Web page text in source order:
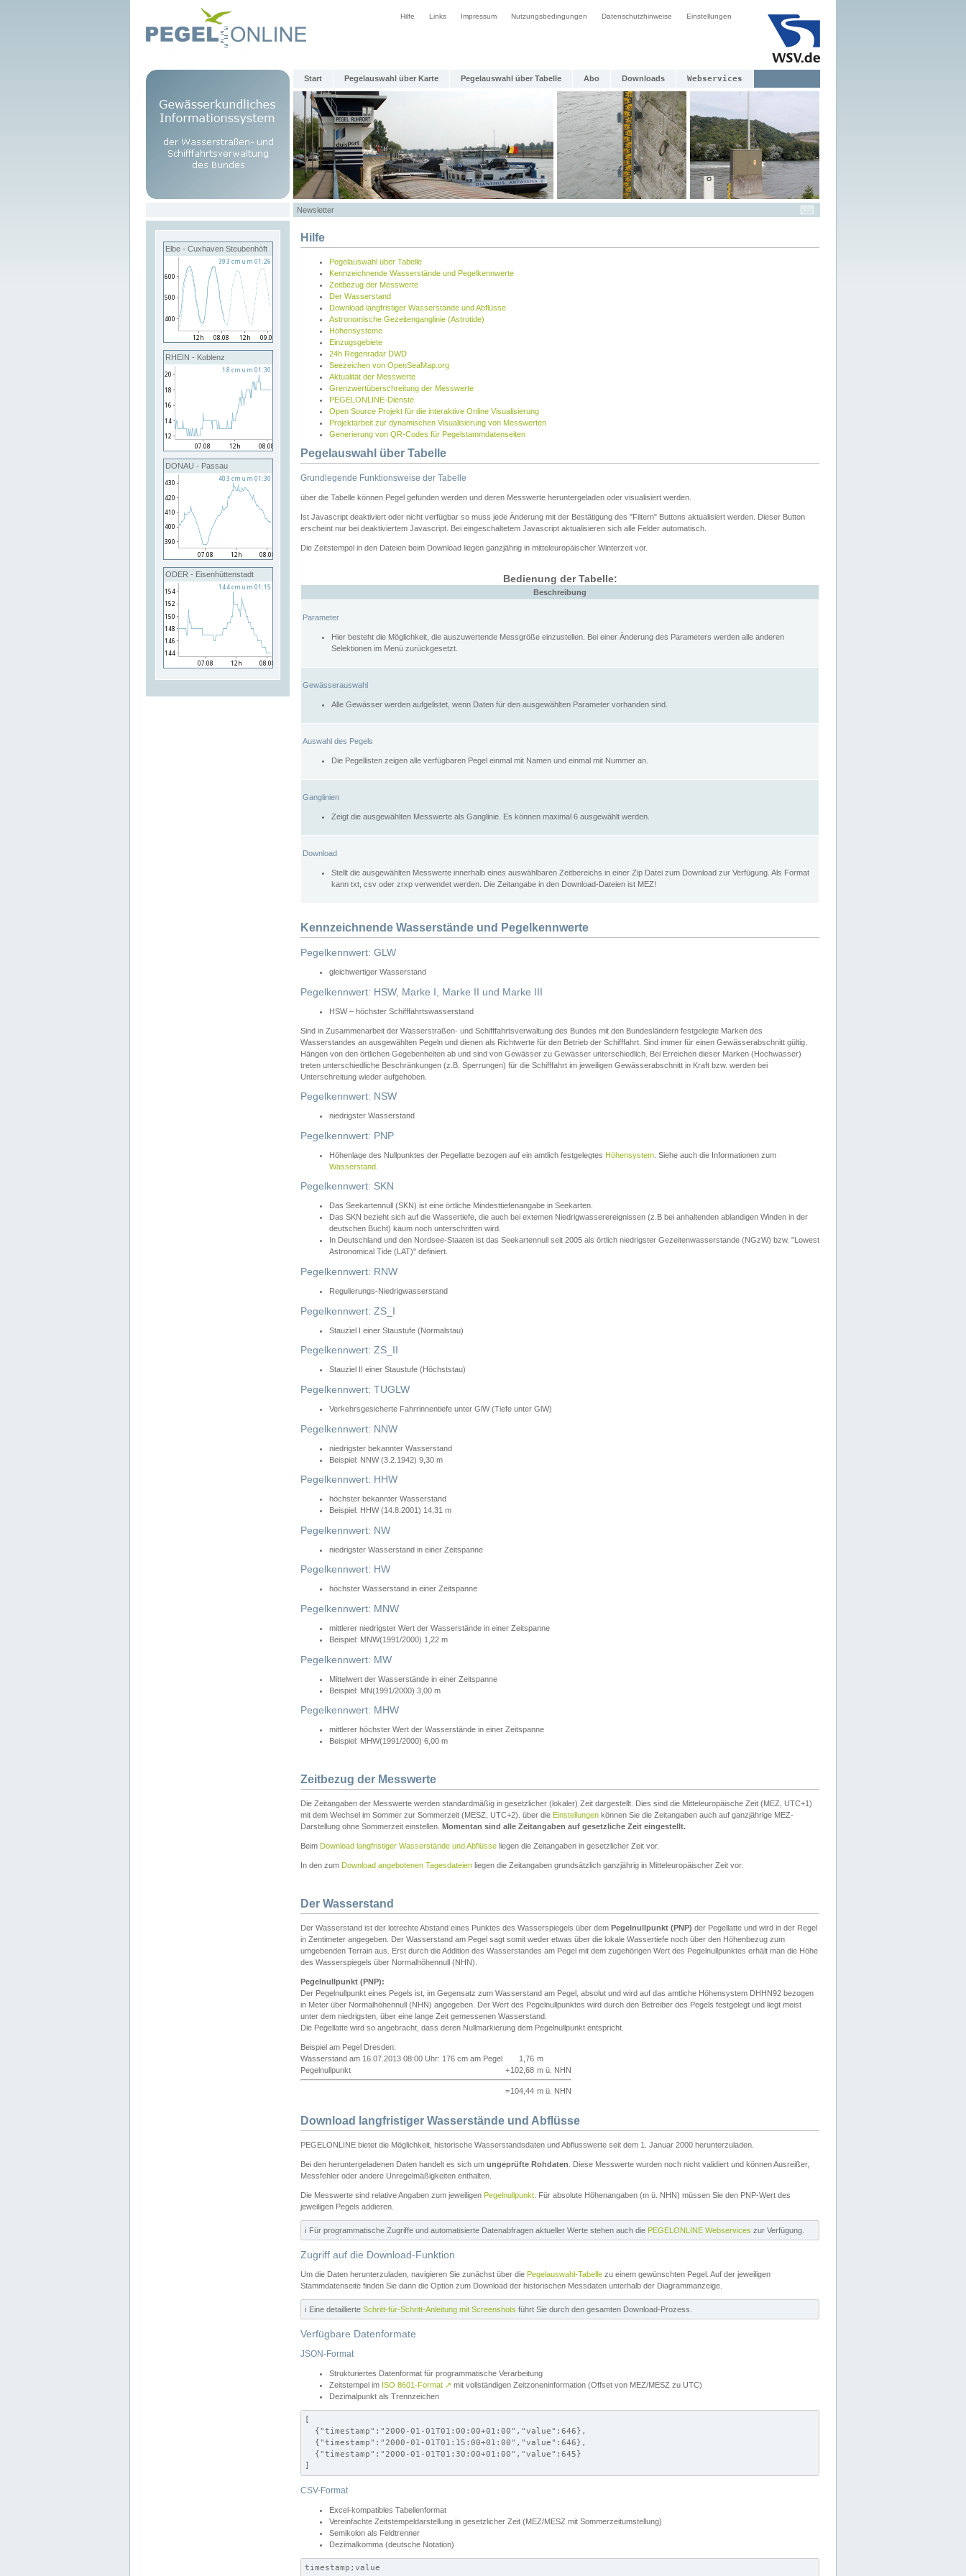
Hilfe Links Impressum Nutzungsbedingungen Datenschutzhinweise Einstellungen
Start Pegelauswahl über Karte Pegelauswahl über Tabelle Abo Downloads Webservices
Newsletter
Elbe - Cuxhaven Steubenhöft
RHEIN - Koblenz
DONAU - Passau
ODER - Eisenhüttenstadt
Hilfe
Pegelauswahl über Tabelle
Kennzeichnende Wasserstände und Pegelkennwerte
Zeitbezug der Messwerte
Der Wasserstand
Download langfristiger Wasserstände und Abflüsse
Astronomische Gezeitenganglinie (Astrotide)
Höhensysteme
Einzugsgebiete
24h Regenradar DWD
Seezeichen von OpenSeaMap.org
Aktualität der Messwerte
Grenzwertüberschreitung der Messwerte
PEGELONLINE-Dienste
Open Source Projekt für die interaktive Online Visualisierung
Projektarbeit zur dynamischen Visualisierung von Messwerten
Generierung von QR-Codes für Pegelstammdatenseiten
Pegelauswahl über Tabelle
Grundlegende Funktionsweise der Tabelle
über die Tabelle können Pegel gefunden werden und deren Messwerte heruntergeladen oder visualisiert werden.
Ist Javascript deaktiviert oder nicht verfügbar so muss jede Änderung mit der Bestätigung des "Filtern" Buttons aktualisiert werden. Dieser Button
erscheint nur bei deaktiviertem Javascript. Bei eingeschaltetem Javascript aktualisieren sich alle Felder automatisch.
Die Zeitstempel in den Dateien beim Download liegen ganzjährig in mitteleuropäischer Winterzeit vor.
Bedienung der Tabelle:
Beschreibung
Parameter
Hier besteht die Möglichkeit, die auszuwertende Messgröße einzustellen. Bei einer Änderung des Parameters werden alle anderen
Selektionen im Menü zurückgesetzt.
Gewässerauswahl
Alle Gewässer werden aufgelistet, wenn Daten für den ausgewählten Parameter vorhanden sind.
Auswahl des Pegels
Die Pegellisten zeigen alle verfügbaren Pegel einmal mit Namen und einmal mit Nummer an.
Ganglinien
Zeigt die ausgewählten Messwerte als Ganglinie. Es können maximal 6 ausgewählt werden.
Download
Stellt die ausgewählten Messwerte innerhalb eines auswählbaren Zeitbereichs in einer Zip Datei zum Download zur Verfügung. Als Format
kann txt, csv oder zrxp verwendet werden. Die Zeitangabe in den Download-Dateien ist MEZ!
Kennzeichnende Wasserstände und Pegelkennwerte
Pegelkennwert: GLW
gleichwertiger Wasserstand
Pegelkennwert: HSW, Marke I, Marke II und Marke III
HSW – höchster Schifffahrtswasserstand
Sind in Zusammenarbeit der Wasserstraßen- und Schifffahrtsverwaltung des Bundes mit den Bundesländern festgelegte Marken des
Wasserstandes an ausgewählten Pegeln und dienen als Richtwerte für den Betrieb der Schifffahrt. Sind immer für einen Gewässerabschnitt gültig.
Hängen von den örtlichen Gegebenheiten ab und sind von Gewässer zu Gewässer unterschiedlich. Bei Erreichen dieser Marken (Hochwasser)
treten unterschiedliche Beschränkungen (z.B. Sperrungen) für die Schifffahrt im jeweiligen Gewässerabschnitt in Kraft bzw. werden bei
Unterschreitung wieder aufgehoben.
Pegelkennwert: NSW
niedrigster Wasserstand
Pegelkennwert: PNP
Höhenlage des Nullpunktes der Pegellatte bezogen auf ein amtlich festgelegtes Höhensystem . Siehe auch die Informationen zum
Wasserstand
Pegelkennwert: SKN
Das Seekartennull (SKN) ist eine örtliche Mindesttiefenangabe in Seekarten.
Das SKN bezieht sich auf die Wassertiefe, die auch bei extemen Niedrigwasserereignissen (z.B bei anhaltenden ablandigen Winden in der
deutschen Bucht) kaum noch unterschritten wird.
In Deutschland und den Nordsee-Staaten ist das Seekartennull seit 2005 als örtlich niedrigster Gezeitenwasserstande (NGzW) bzw. "Lowest
Astronomical Tide (LAT)" definiert.
Pegelkennwert: RNW
Regulierungs-Niedrigwasserstand
Pegelkennwert: ZS_I
Stauziel I einer Staustufe (Normalstau)
Pegelkennwert: ZS_II
Stauziel II einer Staustufe (Höchststau)
Pegelkennwert: TUGLW
Verkehrsgesicherte Fahrrinnentiefe unter GlW (Tiefe unter GlW)
Pegelkennwert: NNW
niedrigster bekannter Wasserstand
Beispiel: NNW (3.2.1942) 9,30 m
Pegelkennwert: HHW
höchster bekannter Wasserstand
Beispiel: HHW (14.8.2001) 14,31 m
Pegelkennwert: NW
niedrigster Wasserstand in einer Zeitspanne
Pegelkennwert: HW
höchster Wasserstand in einer Zeitspanne
Pegelkennwert: MNW
mittlerer niedrigster Wert der Wasserstände in einer Zeitspanne
Beispiel: MNW(1991/2000) 1,22 m
Pegelkennwert: MW
Mittelwert der Wasserstände in einer Zeitspanne
Beispiel: MN(1991/2000) 3,00 m
Pegelkennwert: MHW
mittlerer höchster Wert der Wasserstände in einer Zeitspanne
Beispiel: MHW(1991/2000) 6,00 m
Zeitbezug der Messwerte
Die Zeitangaben der Messwerte werden standardmäßig in gesetzlicher (lokaler) Zeit dargestellt. Dies sind die Mitteleuropäische Zeit (MEZ, UTC+1)
mit dem Wechsel im Sommer zur Sommerzeit (MESZ, UTC+2). über die Einstellungen können Sie die Zeitangaben auch auf ganzjährige MEZ-
Darstellung ohne Sommerzeit einstellen. Momentan sind alle Zeitangaben auf gesetzliche Zeit eingestellt.
Beim Download langfristiger Wasserstände und Abflüsse liegen die Zeitangaben in gesetzlicher Zeit vor.
In den zum Download angebotenen Tagesdateien liegen die Zeitangaben grundsätzlich ganzjährig in Mitteleuropäischer Zeit vor.
Der Wasserstand
Der Wasserstand ist der lotrechte Abstand eines Punktes des Wasserspiegels über dem Pegelnullpunkt (PNP) der Pegellatte und wird in der Regel
in Zentimeter angegeben. Der Wasserstand am Pegel sagt somit weder etwas über die lokale Wassertiefe noch über den Höhenbezug zum
umgebenden Terrain aus. Erst durch die Addition des Wasserstandes am Pegel mit dem zugehörigen Wert des Pegelnullpunktes erhält man die Höhe
des Wasserspiegels über Normalhöhennull (NHN).
Pegelnullpunkt (PNP):
Der Pegelnullpunkt eines Pegels ist, im Gegensatz zum Wasserstand am Pegel, absolut und wird auf das amtliche Höhensystem DHHN92 bezogen
in Meter über Normalhöhennull (NHN) angegeben. Der Wert des Pegelnullpunktes wird durch den Betreiber des Pegels festgelegt und liegt meist
unter dem niedrigsten, über eine lange Zeit gemessenen Wasserstand.
Die Pegellatte wird so angebracht, dass deren Nullmarkierung dem Pegelnullpunkt entspricht.
Beispiel am Pegel Dresden:
Wasserstand am 16.07.2013 08:00 Uhr: 176 cm am Pegel
1,76 m
Pegelnullpunkt
+102,68 m ü. NHN
=104,44 m ü. NHN
Download langfristiger Wasserstände und Abflüsse
PEGELONLINE bietet die Möglichkeit, historische Wasserstandsdaten und Abflusswerte seit dem 1. Januar 2000 herunterzuladen.
Bei den heruntergeladenen Daten handelt es sich um ungeprüfte Rohdaten . Diese Messwerte wurden noch nicht validiert und können Ausreißer,
Messfehler oder andere Unregelmäßigkeiten enthalten.
Die Messwerte sind relative Angaben zum jeweiligen Pegelnullpunkt . Für absolute Höhenangaben (m ü. NHN) müssen Sie den PNP-Wert des
jeweiligen Pegels addieren.
ℹ️ Für programmatische Zugriffe und automatisierte Datenabfragen aktueller Werte stehen auch die PEGELONLINE Webservices zur Verfügung.
Zugriff auf die Download-Funktion
Um die Daten herunterzuladen, navigieren Sie zunächst über die Pegelauswahl-Tabelle zu einem gewünschten Pegel. Auf der jeweiligen
Stammdatenseite finden Sie dann die Option zum Download der historischen Messdaten unterhalb der Diagrammanzeige.
ℹ️ Eine detaillierte Schritt-für-Schritt-Anleitung mit Screenshots führt Sie durch den gesamten Download-Prozess.
Verfügbare Datenformate
JSON-Format
Strukturiertes Datenformat für programmatische Verarbeitung
Zeitstempel im ISO 8601-Format ↗ mit vollständigen Zeitzoneninformation (Offset von MEZ/MESZ zu UTC)
Dezimalpunkt als Trennzeichen
[
  {"timestamp":"2000-01-01T01:00:00+01:00","value":646},
  {"timestamp":"2000-01-01T01:15:00+01:00","value":646},
  {"timestamp":"2000-01-01T01:30:00+01:00","value":645}
]
CSV-Format
Excel-kompatibles Tabellenformat
Vereinfachte Zeitstempeldarstellung in gesetzlicher Zeit (MEZ/MESZ mit Sommerzeitumstellung)
Semikolon als Feldtrenner
Dezimalkomma (deutsche Notation)
timestamp;value